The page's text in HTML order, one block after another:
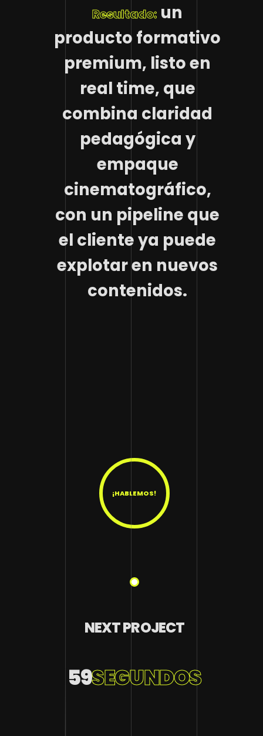
Resultado: un
producto formativo
premium, listo en
real time, que
combina claridad
pedagógica y
empaque
cinematográfico,
con un pipeline que
el cliente ya puede
explotar en nuevos
contenidos.
¡HABLEMOS!
NEXT PROJECT
59SEGUNDOS